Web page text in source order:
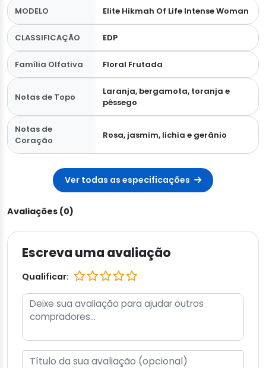
MODELO Elite Hikmah Of Life Intense Woman
CLASSIFICAÇÃO EDP
Família Olfativa Floral Frutada
Notas de Topo
Laranja, bergamota, toranja e
pêssego
Notas de
Coração
Rosa, jasmim, lichia e gerânio
Ver todas as especificações
Avaliações (0)
Escreva uma avaliação
Qualificar: